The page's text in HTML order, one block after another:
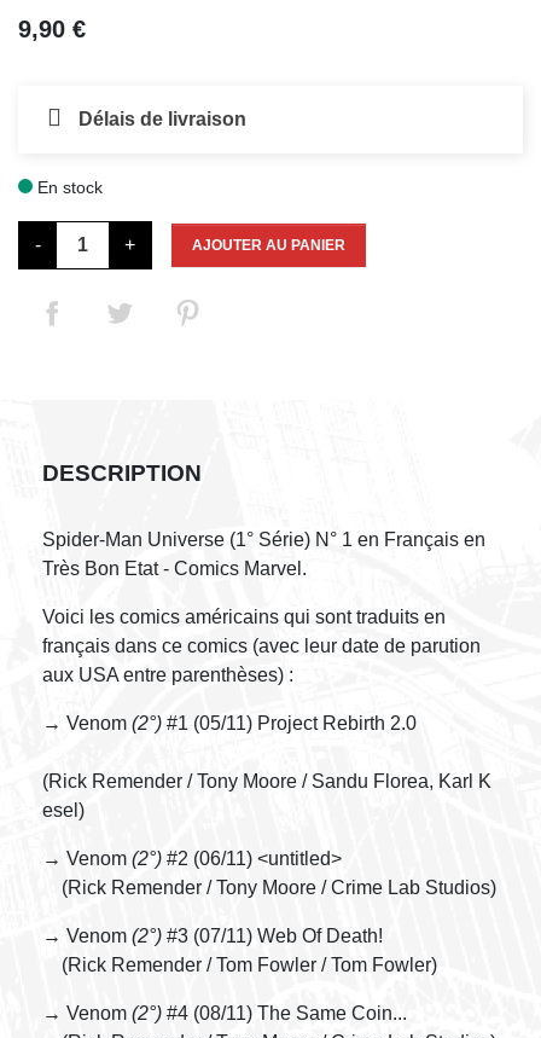
9,90 €
Délais de livraison
En stock
- + AJOUTER AU PANIER
DESCRIPTION
Spider-Man Universe (1° Série) N° 1 en Français en
Très Bon Etat - Comics Marvel.
Voici les comics américains qui sont traduits en
français dans ce comics (avec leur date de parution
aux USA entre parenthèses) :
→ Venom (2°) #1 (05/11) Project Rebirth 2.0
(Rick Remender / Tony Moore / Sandu Florea, Karl K
esel)
→ Venom (2°) #2 (06/11) <untitled>
(Rick Remender / Tony Moore / Crime Lab Studios)
→ Venom (2°) #3 (07/11) Web Of Death!
(Rick Remender / Tom Fowler / Tom Fowler)
→ Venom (2°) #4 (08/11) The Same Coin...